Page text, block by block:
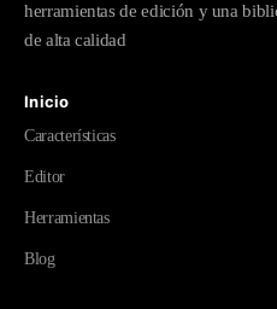
herramientas de edición y una
de alta calidad
Inicio
Características
Editor
Herramientas
Blog